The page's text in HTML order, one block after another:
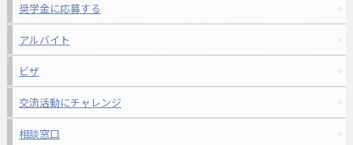
奨学金に応募する
アルバイト
ビザ
交流活動にチャレンジ
相談窓口